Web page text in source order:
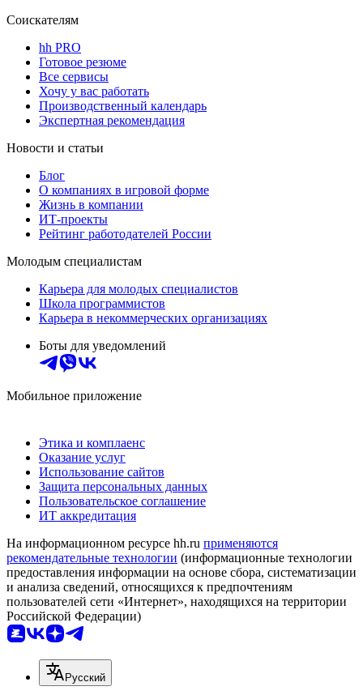
Соискателям
hh PRO
Готовое резюме
Все сервисы
Хочу у вас работать
Производственный календарь
Экспертная рекомендация
Новости и статьи
Блог
О компаниях в игровой форме
Жизнь в компании
ИТ-проекты
Рейтинг работодателей России
Молодым специалистам
Карьера для молодых специалистов
Школа программистов
Карьера в некоммерческих организациях
Боты для уведомлений
Мобильное приложение
Этика и комплаенс
Оказание услуг
Использование сайтов
Защита персональных данных
Пользовательское соглашение
ИТ аккредитация
На информационном ресурсе hh.ru применяются
рекомендательные технологии (информационные технологии
предоставления информации на основе сбора, систематизации
и анализа сведений, относящихся к предпочтениям
пользователей сети «Интернет», находящихся на территории
Российской Федерации)
Русский